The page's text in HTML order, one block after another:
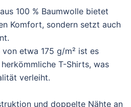
100 % Baumwolle bietet
Komfort, sondern setzt auch
etwa 175 g/m² ist es
T-Shirts, was
verleiht.
und doppelte Nähte an